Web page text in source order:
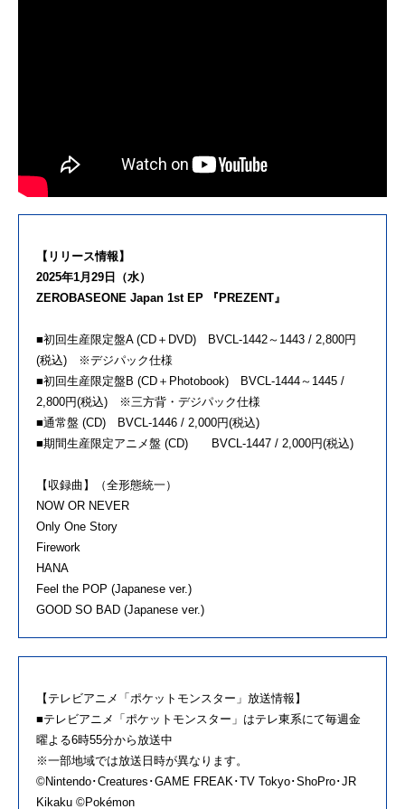
【リリース情報】
2025年1月29日（水）
ZEROBASEONE Japan 1st EP 『PREZENT』
■初回生産限定盤A (CD＋DVD) BVCL-1442～1443 / 2,800円
(税込) ※デジパック仕様
■初回生産限定盤B (CD＋Photobook) BVCL-1444～1445 /
2,800円(税込) ※三方背・デジパック仕様
■通常盤 (CD) BVCL-1446 / 2,000円(税込)
■期間生産限定アニメ盤 (CD) BVCL-1447 / 2,000円(税込)
【収録曲】（全形態統一）
NOW OR NEVER
Only One Story
Firework
HANA
Feel the POP (Japanese ver.)
GOOD SO BAD (Japanese ver.)
【テレビアニメ「ポケットモンスター」放送情報】
■テレビアニメ「ポケットモンスター」はテレ東系にて毎週金
曜よる6時55分から放送中
※一部地域では放送日時が異なります。
©Nintendo･Creatures･GAME FREAK･TV Tokyo･ShoPro･JR
Kikaku ©Pokémon